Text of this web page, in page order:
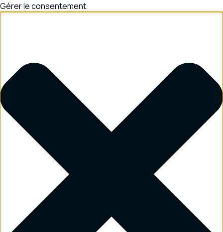
Gérer le consentement